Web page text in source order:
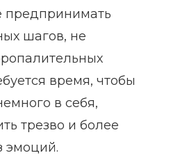
предпринимать
шагов, не
время, чтобы
в себя,
трезво и более
эмоций.